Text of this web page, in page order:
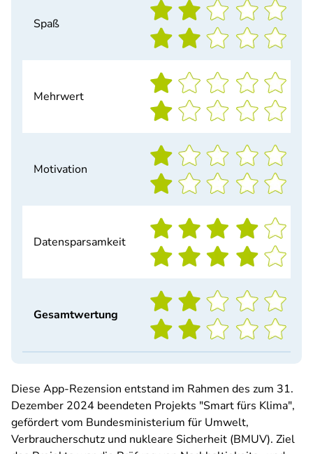
Spaß
Mehrwert
Motivation
Datensparsamkeit
Gesamtwertung
Diese App-Rezension entstand im Rahmen des zum 31.
Dezember 2024 beendeten Projekts "Smart fürs Klima",
gefördert vom Bundesministerium für Umwelt,
Verbraucherschutz und nukleare Sicherheit (BMUV). Ziel